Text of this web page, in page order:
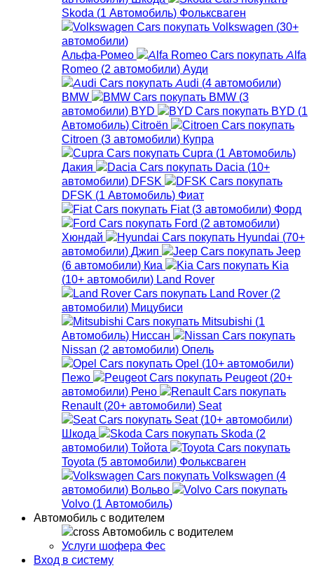
Skoda (1 Автомобиль) Фольксваген
Volkswagen (30+
автомобили)
Альфа-Ромео
Alfa
Romeo (2 автомобили) Ауди
Audi (4 автомобили)
BMW
BMW (3
автомобили) BYD BYD (1
Автомобиль) Citroën
Citroen (3 автомобили) Купра
Cupra (1 Автомобиль)
Дакия
Dacia (10+
автомобили) DFSK
DFSK (1 Автомобиль) Фиат
Fiat (3 автомобили) Форд
Ford (2 автомобили)
Хюндай
Hyundai (70+
автомобили) Джип
Jeep
(6 автомобили) Киа
Kia
(10+ автомобили) Land Rover
Land Rover (2
автомобили) Мицубиси
Mitsubishi (1
Автомобиль) Ниссан
Nissan (2 автомобили) Опель
Opel (10+ автомобили)
Пежо
Peugeot (20+
автомобили) Рено
Renault (20+ автомобили) Seat
Seat (10+ автомобили)
Шкода
Skoda (2
автомобили) Тойота
Toyota (5 автомобили) Фольксваген
Volkswagen (4
автомобили) Вольво
Volvo (1 Автомобиль)
Автомобиль с водителем
Автомобиль с водителем
Услуги шофера Фес
Вход в систему